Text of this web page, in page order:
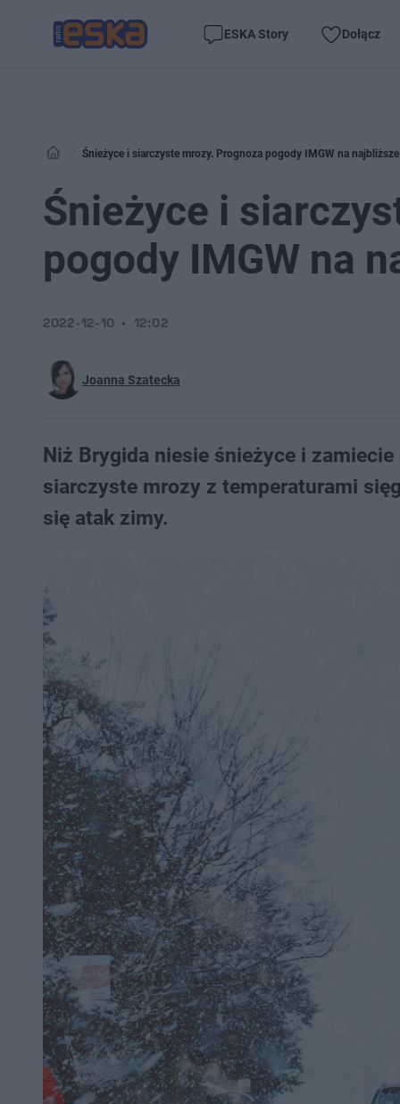
ESKA Story Dołącz
Śnieżyce i siarczyste mrozy. Prognoza pogody IMGW na
Śnieżyce i
pogody IMGW na
Joanna Szatecka
2022-12-10 12:02
Niż Brygida niesie śnieżyce i
siarczyste mrozy z temperaturami
się atak zimy.